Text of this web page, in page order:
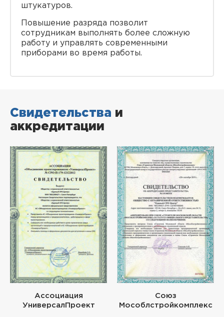
штукатуров.
Повышение разряда позволит
сотрудникам выполнять более сложную
работу и управлять современными
приборами во время работы.
Свидетельства и
аккредитации
Ассоциация
УниверсалПроект
Союз
Мособлстройкомплекс